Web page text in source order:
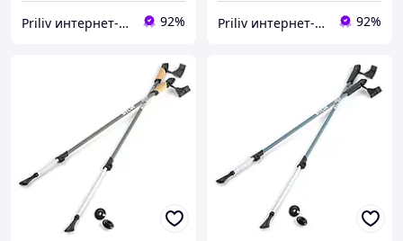
Priliv интернет-магазин 92% Priliv интернет-магазин 92%